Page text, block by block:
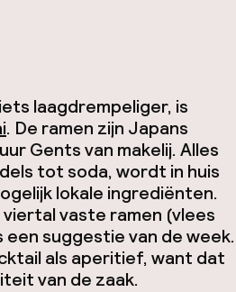
laagdrempeliger, is
. De ramen zijn Japans
Gents van makelij. Alles
tot soda, wordt in huis
lokale ingrediënten.
vaste ramen (vlees
suggestie van de week.
als aperitief, want dat
van de zaak.